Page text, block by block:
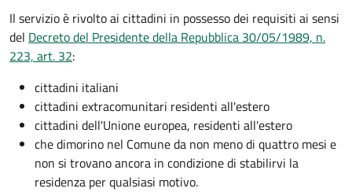
Il servizio è rivolto ai cittadini in possesso dei requisiti ai sensi
del Decreto del Presidente della Repubblica 30/05/1989, n.
223, art. 32:
cittadini italiani
cittadini extracomunitari residenti all'estero
cittadini dell'Unione europea, residenti all'estero
che dimorino nel Comune da non meno di quattro mesi e
non si trovano ancora in condizione di stabilirvi la
residenza per qualsiasi motivo.